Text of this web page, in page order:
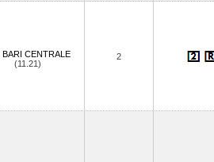
BARI CENTRALE
(11.21)
2